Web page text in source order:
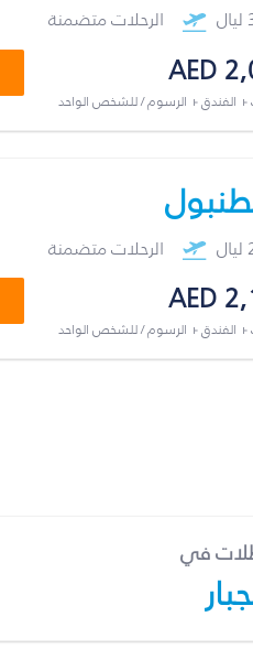
الرحلات متضمنة
AED
+ الفندق + الرسوم / للشخص الواحد
الرحلات متضمنة
AED
+ الفندق + الرسوم / للشخص الواحد
في